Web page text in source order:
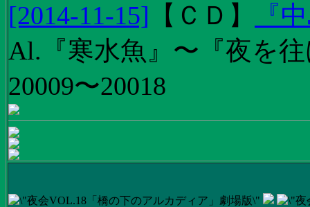
[2014-11-15] 【 ＣＤ 】
『
Al.『寒水魚』〜『夜を
20009〜20018